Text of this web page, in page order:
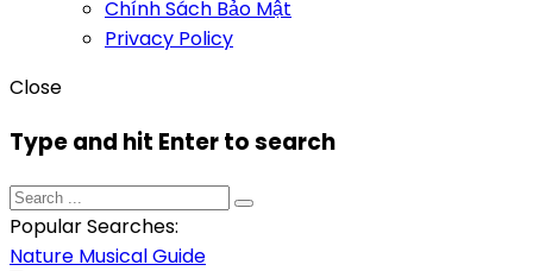
Chính Sách Bảo Mật
Privacy Policy
Close
Type and hit Enter to search
Popular Searches:
Nature MusicalGuide